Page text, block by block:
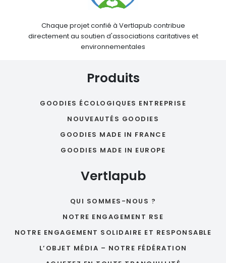
Chaque projet confié à Vertlapub contribue
directement au soutien d'associations caritatives et
environnementales
Produits
GOODIES ÉCOLOGIQUES ENTREPRISE
NOUVEAUTÉS GOODIES
GOODIES MADE IN FRANCE
GOODIES MADE IN EUROPE
Vertlapub
QUI SOMMES-NOUS ?
NOTRE ENGAGEMENT RSE
NOTRE ENGAGEMENT SOLIDAIRE ET RESPONSABLE
L’OBJET MÉDIA – NOTRE FÉDÉRATION